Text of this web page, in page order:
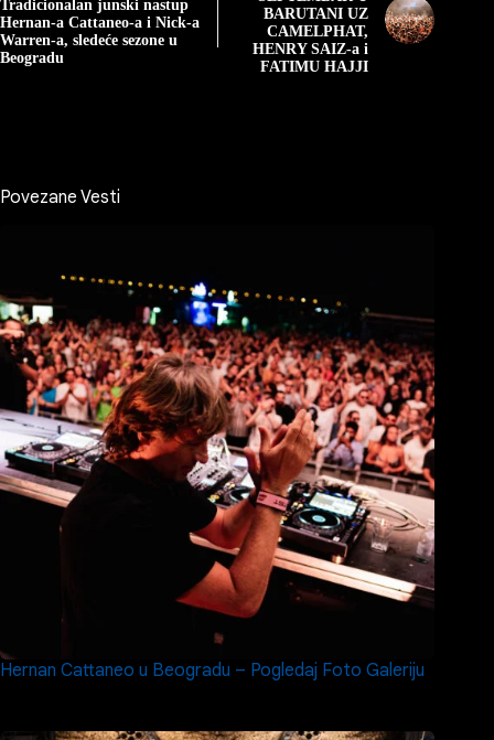
Tradicionalan junski nastup
Hernan-a Cattaneo-a i Nick-a
Warren-a, sledeće sezone u
Beogradu
BARUTANI UZ
CAMELPHAT,
HENRY SAIZ-a i
FATIMU HAJJI
Povezane Vesti
Hernan Cattaneo u Beogradu – Pogledaj Foto Galeriju